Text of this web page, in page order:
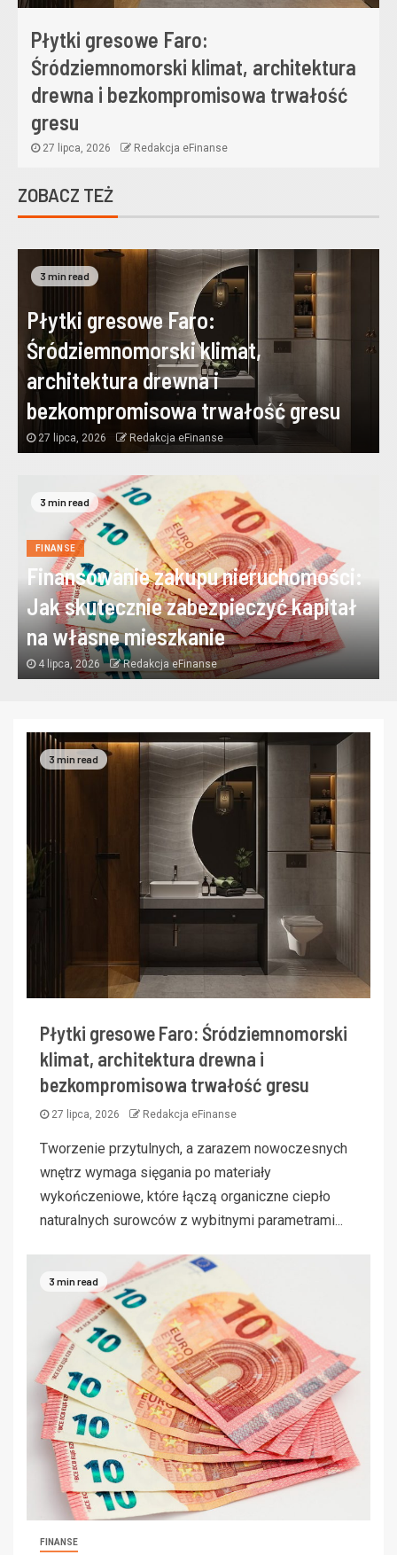
Płytki gresowe Faro:
Śródziemnomorski klimat, architektura
drewna i bezkompromisowa trwałość
gresu
27 lipca, 2026 Redakcja eFinanse
ZOBACZ TEŻ
3 min read
Płytki gresowe Faro:
Śródziemnomorski klimat,
architektura drewna i
bezkompromisowa trwałość gresu
27 lipca, 2026 Redakcja eFinanse
3 min read
FINANSE
Finansowanie zakupu nieruchomości:
Jak skutecznie zabezpieczyć kapitał
na własne mieszkanie
4 lipca, 2026 Redakcja eFinanse
3 min read
Płytki gresowe Faro: Śródziemnomorski
klimat, architektura drewna i
bezkompromisowa trwałość gresu
27 lipca, 2026 Redakcja eFinanse
Tworzenie przytulnych, a zarazem nowoczesnych
wnętrz wymaga sięgania po materiały
wykończeniowe, które łączą organiczne ciepło
naturalnych surowców z wybitnymi parametrami...
3 min read
FINANSE